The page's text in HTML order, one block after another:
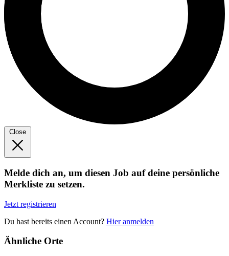
Close
Melde dich an, um diesen Job auf deine persönliche
Merkliste zu setzen.
Jetzt registrieren
Du hast bereits einen Account? Hier anmelden
Ähnliche Orte